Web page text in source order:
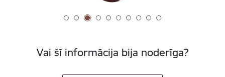
Vai šī informācija bija noderīga?